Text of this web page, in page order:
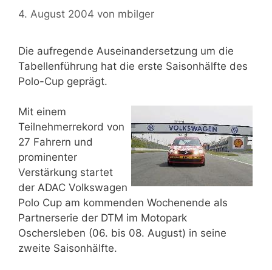
4. August 2004 von mbilger
Die aufregende Auseinandersetzung um die
Tabellenführung hat die erste Saisonhälfte des
Polo-Cup geprägt.
Mit einem
Teilnehmerrekord von
27 Fahrern und
prominenter
Verstärkung startet
der ADAC Volkswagen
Polo Cup am kommenden Wochenende als
Partnerserie der DTM im Motopark
Oschersleben (06. bis 08. August) in seine
zweite Saisonhälfte.